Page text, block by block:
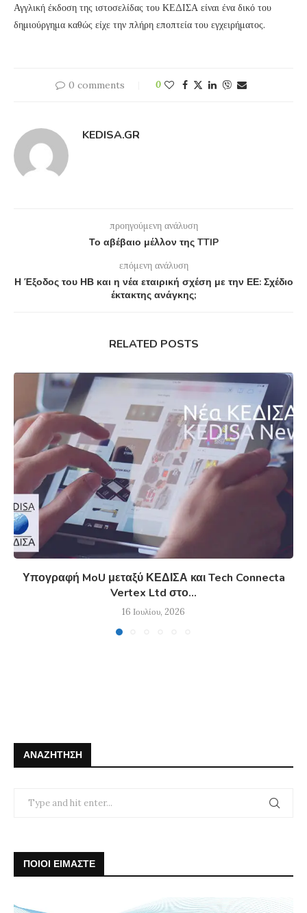
Αγγλική έκδοση της ιστοσελίδας του ΚΕΔΙΣΑ είναι ένα δικό του
δημιούργημα καθώς είχε την πλήρη εποπτεία του εγχειρήματος.
0 comments 0
KEDISA.GR
προηγούμενη ανάλυση
Το αβέβαιο μέλλον της TTIP
επόμενη ανάλυση
Η Έξοδος του ΗΒ και η νέα εταιρική σχέση με την ΕΕ: Σχέδιο
έκτακτης ανάγκης;
RELATED POSTS
Υπογραφή MoU μεταξύ ΚΕΔΙΣΑ και Tech Connecta
Vertex Ltd στο...
16 Ιουλίου, 2026
ΑΝΑΖΉΤΗΣΗ
ΠΟΙΟΙ ΕΙΜΑΣΤΕ